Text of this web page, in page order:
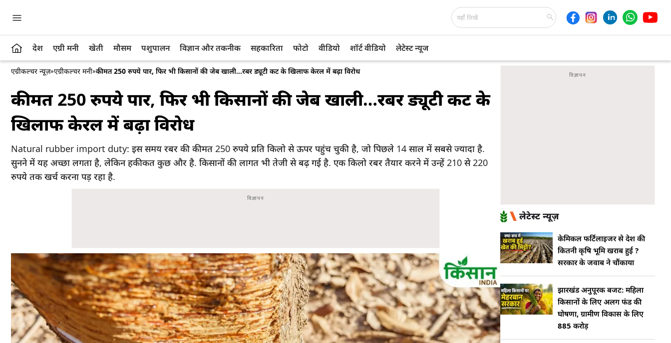
देश एग्री मनी खेती मौसम पशुपालन विज्ञान और तकनीक सहकारिता फोटो वीडियो शॉर्ट वीडियो लेटेस्ट न्यूज
एग्रीकल्चर न्यूज़»एग्रीकल्चर मनी»कीमत 250 रुपये पार, फिर भी किसानों की जेब खाली…रबर ड्यूटी कट के खिलाफ केरल में बढ़ा विरोध
कीमत 250 रुपये पार, फिर भी किसानों की जेब खाली…रबर ड्यूटी कट के
खिलाफ केरल में बढ़ा विरोध
Natural rubber import duty: इस समय रबर की कीमत 250 रुपये प्रति किलो से ऊपर पहुंच चुकी है, जो पिछले 14 साल में सबसे ज्यादा है.
सुनने में यह अच्छा लगता है, लेकिन हकीकत कुछ और है. किसानों की लागत भी तेजी से बढ़ गई है. एक किलो रबर तैयार करने में उन्हें 210 से 220
रुपये तक खर्च करना पड़ रहा है.
लेटेस्ट न्यूज़
केमिकल फर्टिलाइजर से देश की
कितनी कृषि भूमि खराब हुई ?
सरकार के जवाब ने चौंकाया
झारखंड अनुपूरक बजट: महिला
किसानों के लिए अलग फंड की
घोषणा, ग्रामीण विकास के लिए
885 करोड़